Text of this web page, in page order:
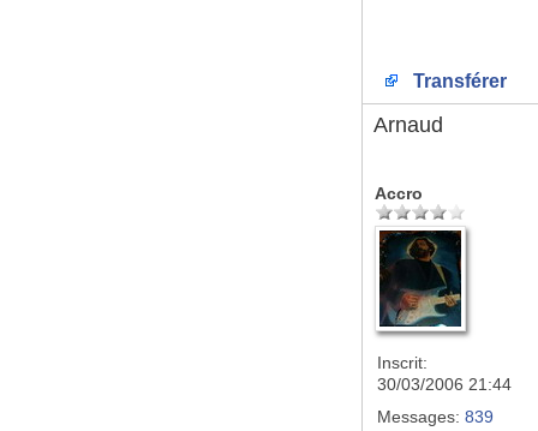
Transférer
Arnaud
Accro
Inscrit:
30/03/2006 21:44
Messages: 839